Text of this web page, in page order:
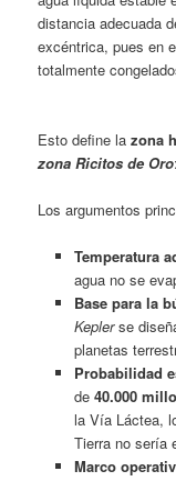
distancia adecuada
excéntrica, pues en
totalmente
Esto define lazona
zona Ricitos de Oro
Los argumentos
Temperatura
agua no se
Base para la
Keplerse
planetas
Probabilidad
de 40.000
la Vía Láctea,
Tierra no sería
Marco